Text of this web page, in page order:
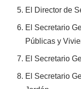
El Director de
El Secretario
Públicas y
El Secretario
El Secretario